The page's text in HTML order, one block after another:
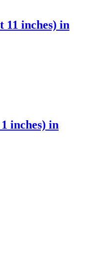
11 inches) in
inches) in